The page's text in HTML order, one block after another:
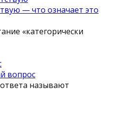
— что означает это
«категорически
вопрос
называют